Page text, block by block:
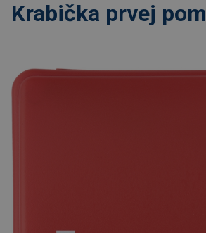
Krabička prvej